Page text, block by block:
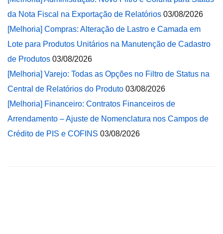
da Nota Fiscal na Exportação de Relatórios 03/08/2026
[Melhoria] Compras: Alteração de Lastro e Camada em
Lote para Produtos Unitários na Manutenção de Cadastro
de Produtos 03/08/2026
[Melhoria] Varejo: Todas as Opções no Filtro de Status na
Central de Relatórios do Produto 03/08/2026
[Melhoria] Financeiro: Contratos Financeiros de
Arrendamento – Ajuste de Nomenclatura nos Campos de
Crédito de PIS e COFINS 03/08/2026